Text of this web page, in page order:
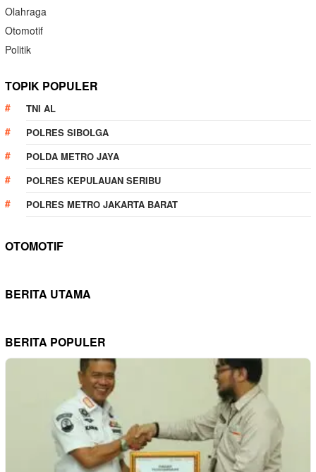
Olahraga
Otomotif
Politik
TOPIK POPULER
TNI AL
POLRES SIBOLGA
POLDA METRO JAYA
POLRES KEPULAUAN SERIBU
POLRES METRO JAKARTA BARAT
OTOMOTIF
BERITA UTAMA
BERITA POPULER